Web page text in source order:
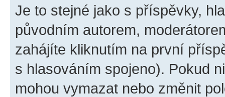
Je to stejné jako s příspěvky,
původním autorem,
zahájíte kliknutím na první
s hlasováním spojeno). Pokud
mohou vymazat nebo změnit